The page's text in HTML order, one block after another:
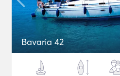
Bavaria 42